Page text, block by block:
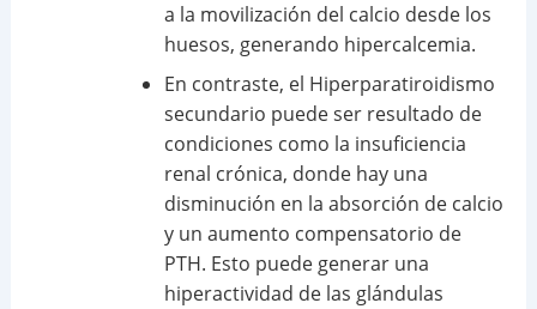
a la movilización del calcio desde los
huesos, generando hipercalcemia.
En contraste, el Hiperparatiroidismo
secundario puede ser resultado de
condiciones como la insuficiencia
renal crónica, donde hay una
disminución en la absorción de calcio
y un aumento compensatorio de
PTH. Esto puede generar una
hiperactividad de las glándulas